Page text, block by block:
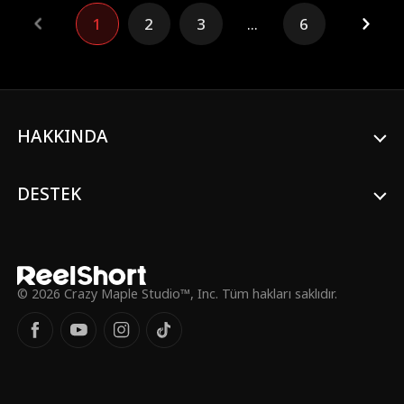
almasıyla o pasif nişanlı, bir anda korkusuz
bir adama dönüşür.
1 2 3 ... 6
HAKKINDA
DESTEK
© 2026 Crazy Maple Studio™, Inc. Tüm hakları saklıdır.